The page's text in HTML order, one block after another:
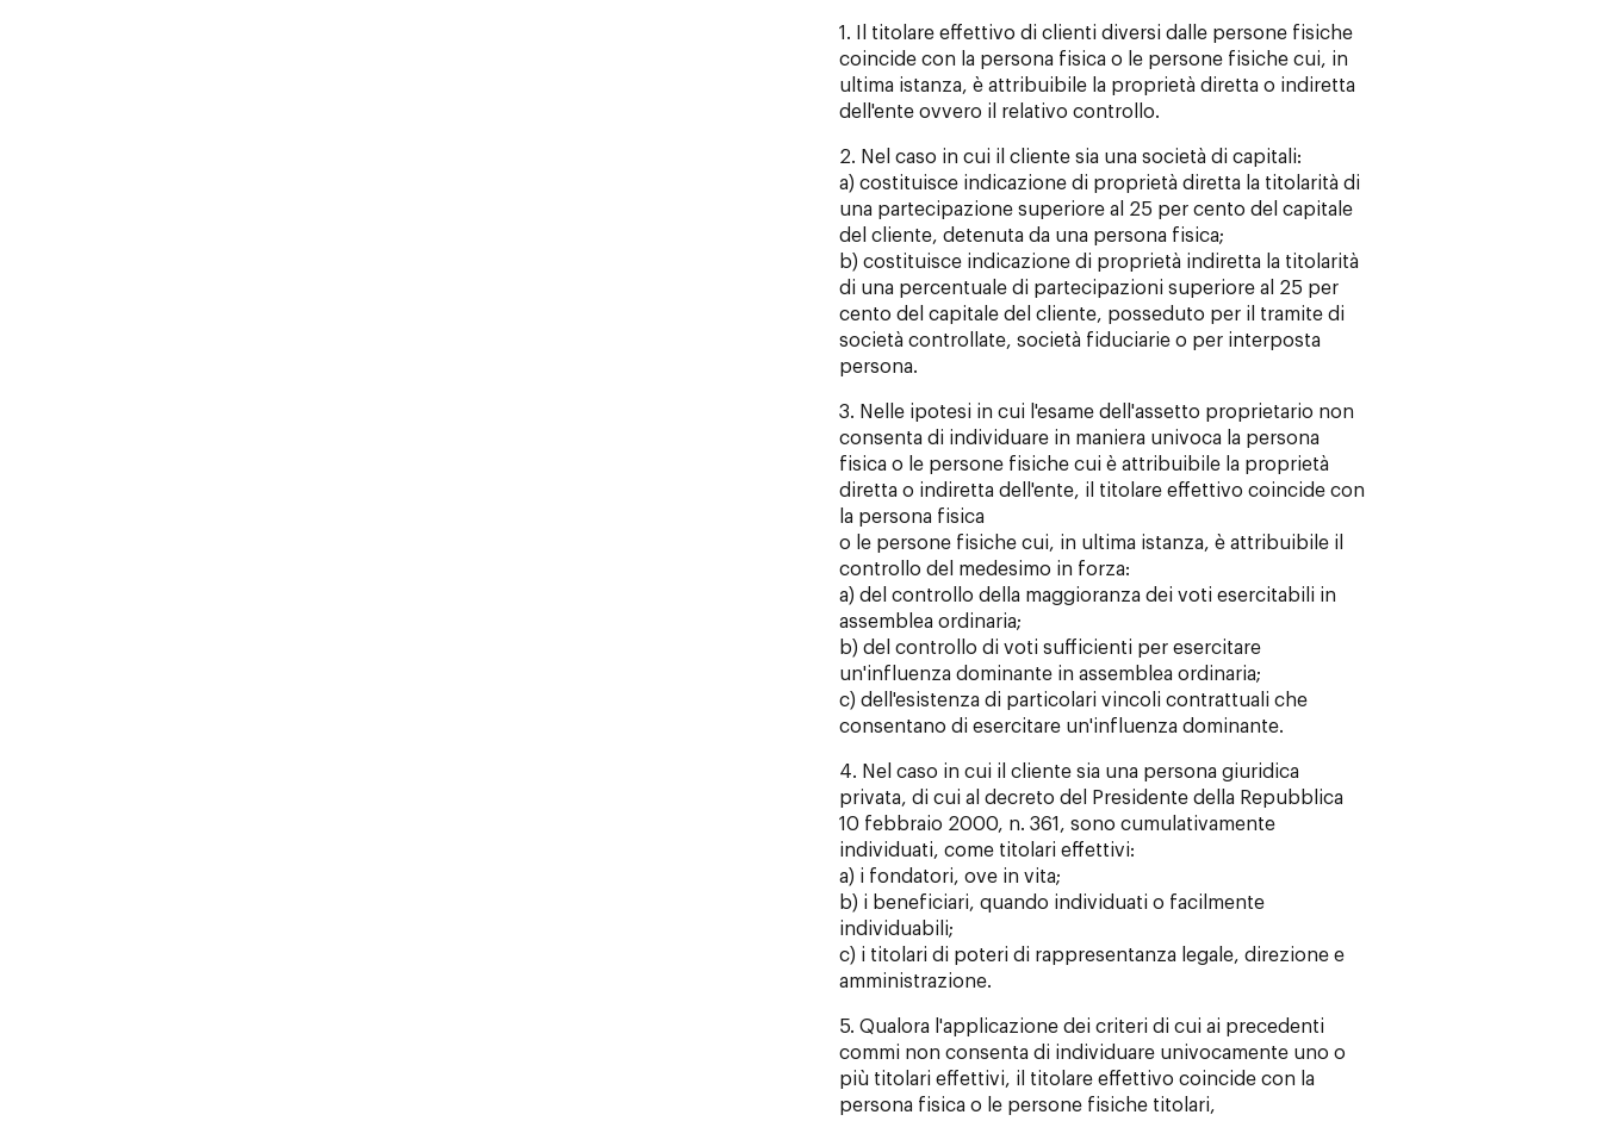
1. Il titolare effettivo di clienti diversi dalle persone fisiche
coincide con la persona fisica o le persone fisiche cui, in
ultima istanza, è attribuibile la proprietà diretta o indiretta
dell'ente ovvero il relativo controllo.
2. Nel caso in cui il cliente sia una società di capitali:
a) costituisce indicazione di proprietà diretta la titolarità di
una partecipazione superiore al 25 per cento del capitale
del cliente, detenuta da una persona fisica;
b) costituisce indicazione di proprietà indiretta la titolarità
di una percentuale di partecipazioni superiore al 25 per
cento del capitale del cliente, posseduto per il tramite di
società controllate, società fiduciarie o per interposta
persona.
3. Nelle ipotesi in cui l'esame dell'assetto proprietario non
consenta di individuare in maniera univoca la persona
fisica o le persone fisiche cui è attribuibile la proprietà
diretta o indiretta dell'ente, il titolare effettivo coincide con
la persona fisica
o le persone fisiche cui, in ultima istanza, è attribuibile il
controllo del medesimo in forza:
a) del controllo della maggioranza dei voti esercitabili in
assemblea ordinaria;
b) del controllo di voti sufficienti per esercitare
un'influenza dominante in assemblea ordinaria;
c) dell'esistenza di particolari vincoli contrattuali che
consentano di esercitare un'influenza dominante.
4. Nel caso in cui il cliente sia una persona giuridica
privata, di cui al decreto del Presidente della Repubblica
10 febbraio 2000, n. 361, sono cumulativamente
individuati, come titolari effettivi:
a) i fondatori, ove in vita;
b) i beneficiari, quando individuati o facilmente
individuabili;
c) i titolari di poteri di rappresentanza legale, direzione e
amministrazione.
5. Qualora l'applicazione dei criteri di cui ai precedenti
commi non consenta di individuare univocamente uno o
più titolari effettivi, il titolare effettivo coincide con la
persona fisica o le persone fisiche titolari,